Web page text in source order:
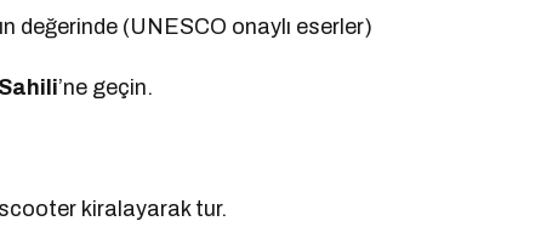
değerinde (UNESCO onaylı eserler)
’ne geçin.
kiralayarak tur.